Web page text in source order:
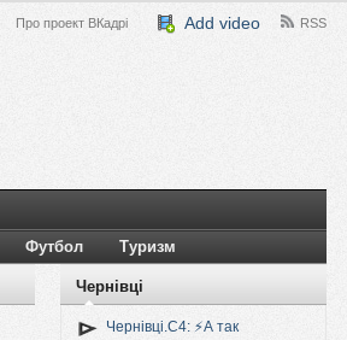
Про проект ВКадрі Add video RSS
Футбол Туризм
Чернівці
Чернівці.C4: ⚡️А так